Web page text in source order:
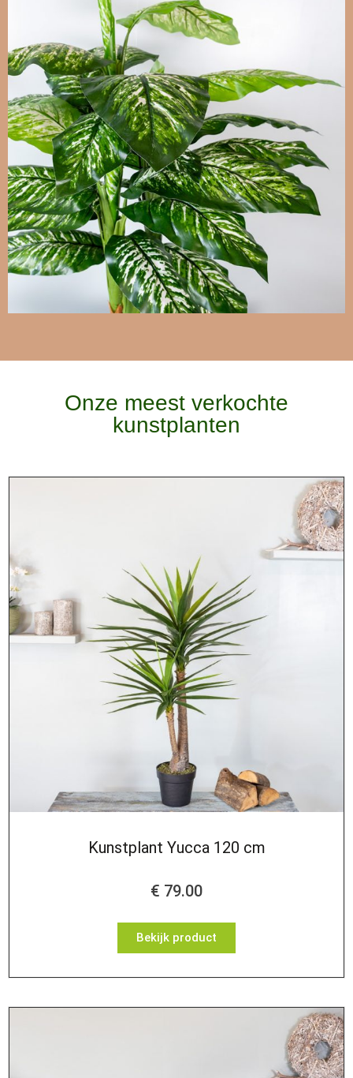
Onze meest verkochte
kunstplanten
Kunstplant Yucca 120 cm
€ 79.00
Bekijk product